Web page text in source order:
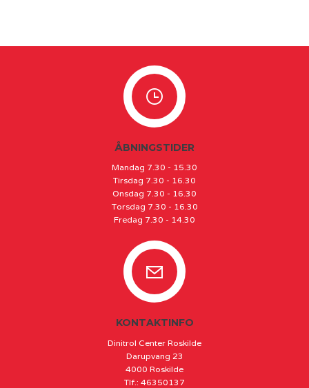
ÅBNINGSTIDER
Mandag 7.30 - 15.30
Tirsdag 7.30 - 16.30
Onsdag 7.30 - 16.30
Torsdag 7.30 - 16.30
Fredag 7.30 - 14.30
KONTAKTINFO
Dinitrol Center Roskilde
Darupvang 23
4000 Roskilde
Tlf. : 46350137